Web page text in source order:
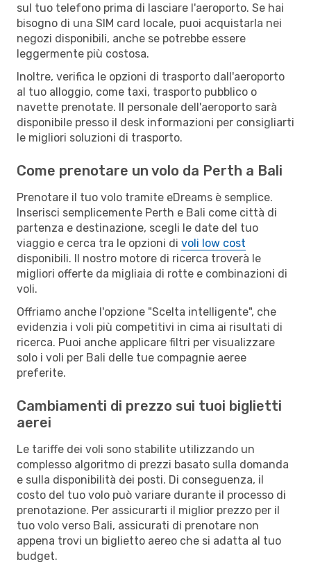
sul tuo telefono prima di lasciare l'aeroporto. Se hai
bisogno di una SIM card locale, puoi acquistarla nei
negozi disponibili, anche se potrebbe essere
leggermente più costosa.
Inoltre, verifica le opzioni di trasporto dall'aeroporto
al tuo alloggio, come taxi, trasporto pubblico o
navette prenotate. Il personale dell'aeroporto sarà
disponibile presso il desk informazioni per consigliarti
le migliori soluzioni di trasporto.
Come prenotare un volo da Perth a Bali
Prenotare il tuo volo tramite eDreams è semplice.
Inserisci semplicemente Perth e Bali come città di
partenza e destinazione, scegli le date del tuo
viaggio e cerca tra le opzioni di voli low cost
disponibili. Il nostro motore di ricerca troverà le
migliori offerte da migliaia di rotte e combinazioni di
voli.
Offriamo anche l'opzione "Scelta intelligente", che
evidenzia i voli più competitivi in cima ai risultati di
ricerca. Puoi anche applicare filtri per visualizzare
solo i voli per Bali delle tue compagnie aeree
preferite.
Cambiamenti di prezzo sui tuoi biglietti
aerei
Le tariffe dei voli sono stabilite utilizzando un
complesso algoritmo di prezzi basato sulla domanda
e sulla disponibilità dei posti. Di conseguenza, il
costo del tuo volo può variare durante il processo di
prenotazione. Per assicurarti il miglior prezzo per il
tuo volo verso Bali, assicurati di prenotare non
appena trovi un biglietto aereo che si adatta al tuo
budget.